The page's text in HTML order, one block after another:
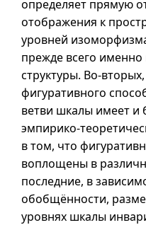
определяет прямую
отображения к
уровней
прежде всего
структуры. Во-вторых
фигуративного
ветви шкалы имеет и
эмпирико-
в том, что
воплощены в
последние, в
обобщённости,
уровнях шкалы